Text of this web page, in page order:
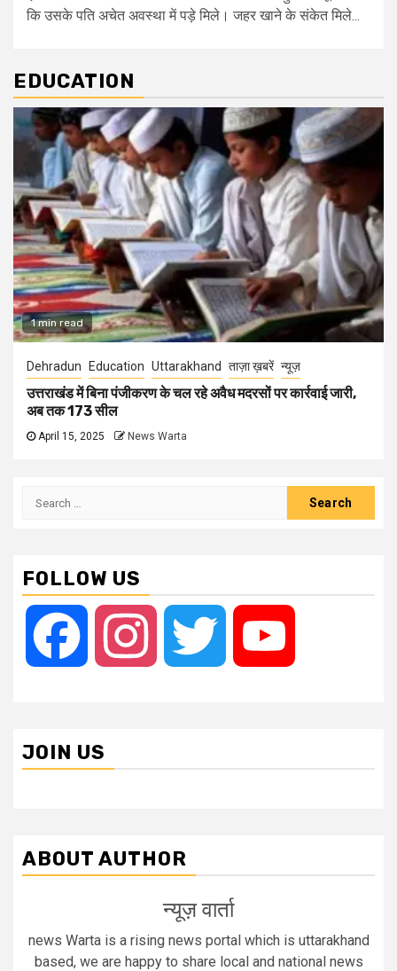
कि उसके पति अचेत अवस्था में पड़े मिले। जहर खाने के संकेत मिले...
EDUCATION
1 min read
Dehradun Education Uttarakhand ताज़ा ख़बरें न्यूज़
उत्तराखंड में बिना पंजीकरण के चल रहे अवैध मदरसों पर कार्रवाई जारी,
अब तक 173 सील
April 15, 2025 News Warta
Search
FOLLOW US
Facebook Instagram Twitter
JOIN US
ABOUT AUTHOR
न्यूज़ वार्ता
news Warta is a rising news portal which is uttarakhand
based, we are happy to share local and national news